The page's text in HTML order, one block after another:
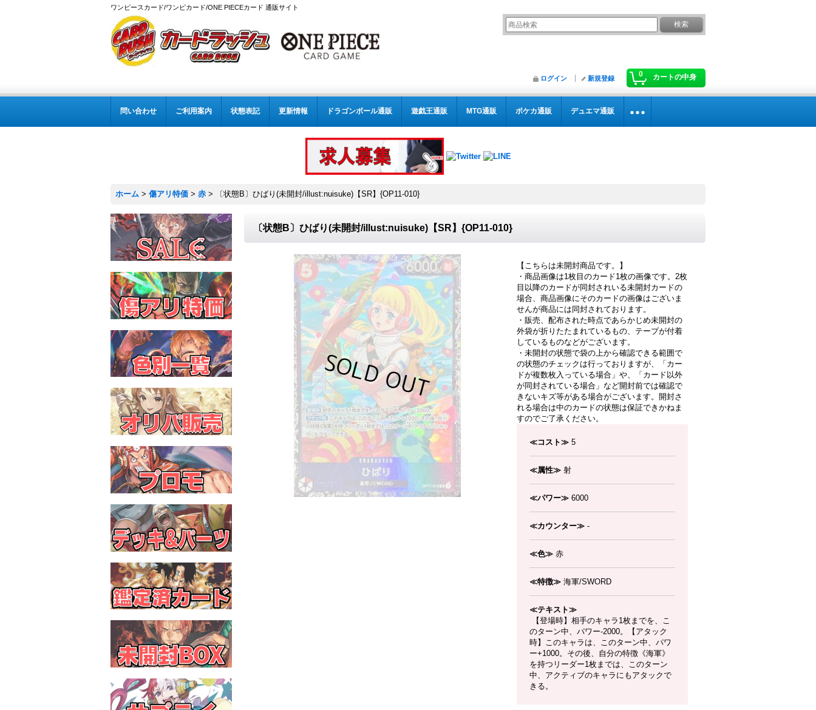
ワンピースカード/ワンピカード/ONE PIECEカード 通販サイト
0 カートの中身
ログイン 新規登録
問い合わせ ご利用案内 状態表記 更新情報 ドラゴンボール通販 遊戯王通販 MTG通販 ポケカ通販 デュエマ通販
ホーム > 傷アリ特価 > 赤 > 〔状態B〕ひばり(未開封/illust:nuisuke)【SR】{OP11-010}
〔状態B〕ひばり(未開封/illust:nuisuke)【SR】{OP11-010}
【こちらは未開封商品です。】
・商品画像は1枚目のカード1枚の画像です。2枚
目以降のカードが同封されいる未開封カードの
場合、商品画像にそのカードの画像はございま
せんが商品には同封されております。
・販売、配布された時点であらかじめ未開封の
外袋が折りたたまれているもの、テープが付着
しているものなどがございます。
・未開封の状態で袋の上から確認できる範囲で
の状態のチェックは行っておりますが、「カー
ドが複数枚入っている場合」や、「カード以外
が同封されている場合」など開封前では確認で
きないキズ等がある場合がございます。開封さ
れる場合は中のカードの状態は保証できかねま
すのでご了承ください。
≪コスト≫ 5
≪属性≫ 射
≪パワー≫ 6000
≪カウンター≫ -
≪色≫ 赤
≪特徴≫ 海軍/SWORD
≪テキスト≫
【登場時】相手のキャラ1枚までを、こ
のターン中、パワー-2000。【アタック
時】このキャラは、このターン中、パワ
ー+1000。その後、自分の特徴《海軍》
を持つリーダー1枚までは、このターン
中、アクティブのキャラにもアタックで
きる。